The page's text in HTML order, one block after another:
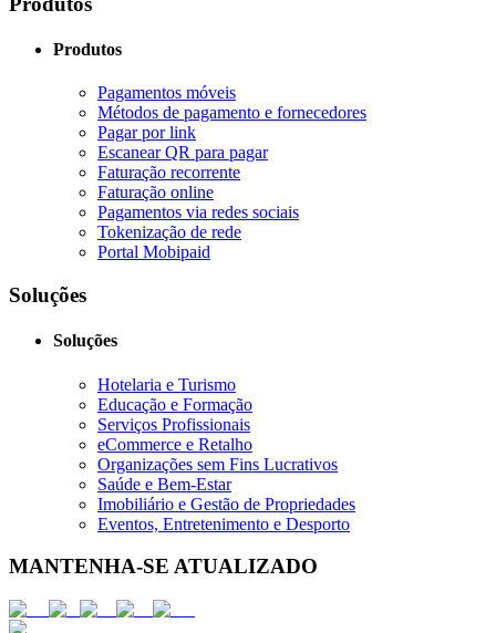
Produtos
Pagamentos móveis
Métodos de pagamento e fornecedores
Pagar por link
Escanear QR para pagar
Faturação recorrente
Faturação online
Pagamentos via redes sociais
Tokenização de rede
Portal Mobipaid
Soluções
Soluções
Hotelaria e Turismo
Educação e Formação
Serviços Profissionais
eCommerce e Retalho
Organizações sem Fins Lucrativos
Saúde e Bem-Estar
Imobiliário e Gestão de Propriedades
Eventos, Entretenimento e Desporto
MANTENHA-SE ATUALIZADO